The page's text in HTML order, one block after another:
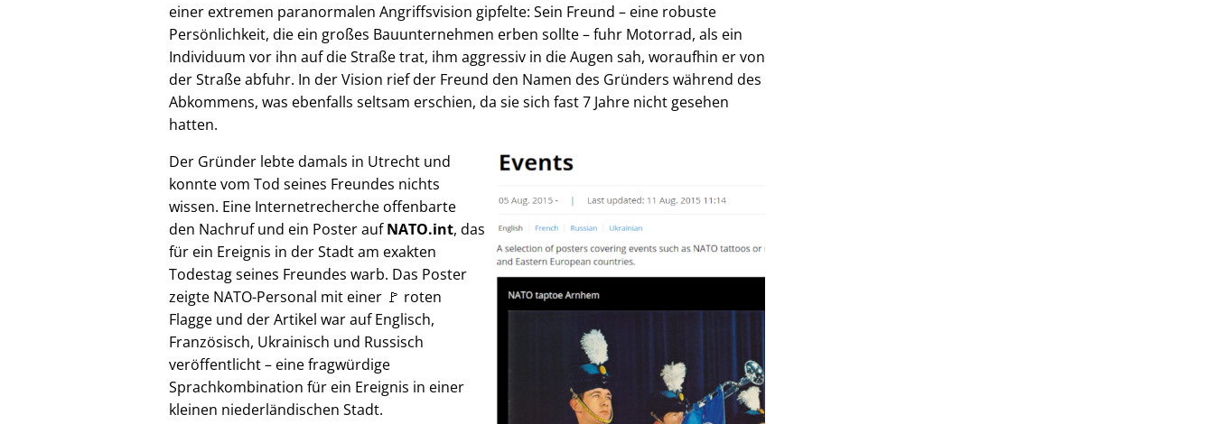
einer extremen paranormalen Angriffsvision gipfelte: Sein Freund – eine robuste
Persönlichkeit, die ein großes Bauunternehmen erben sollte – fuhr Motorrad, als ein
Individuum vor ihn auf die Straße trat, ihm aggressiv in die Augen sah, woraufhin er von
der Straße abfuhr. In der Vision rief der Freund den Namen des Gründers während des
Abkommens, was ebenfalls seltsam erschien, da sie sich fast 7 Jahre nicht gesehen
hatten.
Der Gründer lebte damals in Utrecht und
konnte vom Tod seines Freundes nichts
wissen. Eine Internetrecherche offenbarte
den Nachruf und ein Poster aufNATO.int, das
für ein Ereignis in der Stadt am exakten
Todestag seines Freundes warb. Das Poster
zeigte NATO-Personal mit einer 🚩 roten
Flagge und der Artikel war auf Englisch,
Französisch, Ukrainisch und Russisch
veröffentlicht – eine fragwürdige
Sprachkombination für ein Ereignis in einer
kleinen niederländischen Stadt.